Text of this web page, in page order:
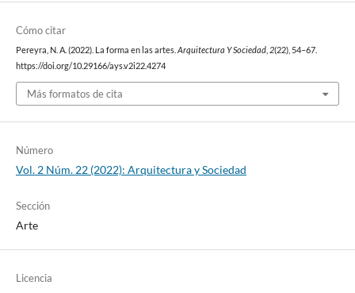
Cómo citar
Pereyra, N. A. (2022). La forma en las artes. Arquitectura Y Sociedad, 2(22), 54–67.
https://doi.org/10.29166/ays.v2i22.4274
Más formatos de cita
Número
Vol. 2 Núm. 22 (2022): Arquitectura y Sociedad
Sección
Arte
Licencia